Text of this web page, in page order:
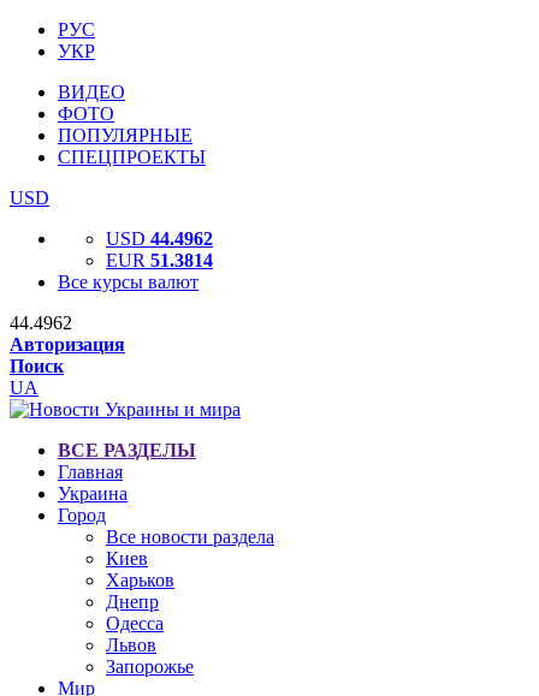
РУС
УКР
ВИДЕО
ФОТО
ПОПУЛЯРНЫЕ
СПЕЦПРОЕКТЫ
USD
USD 44.4962
EUR 51.3814
Все курсы валют
44.4962
Авторизация
Поиск
UA
ВСЕ РАЗДЕЛЫ
Главная
Украина
Город
Все новости раздела
Киев
Харьков
Днепр
Одесса
Львов
Запорожье
Мир